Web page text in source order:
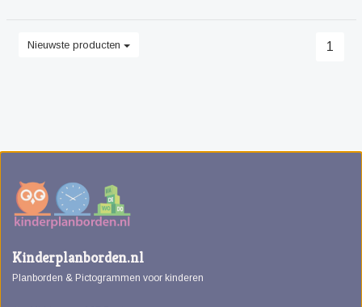
Nieuwste producten 1
Kinderplanborden.nl
Planborden & Pictogrammen voor kinderen